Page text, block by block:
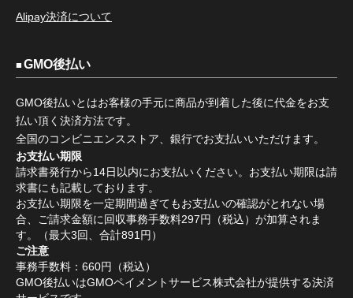
Alipay決済について
GMO後払い
GMO後払いとはお客様の手元に商品が到着した後に代金をお支
払い頂く決済方法です。
全国のコンビニエンスストア、銀行でお支払いいただけます。
お支払い期限
請求書発行から14日以内にお支払いください。お支払い期限は請
求書にも記載しております。
お支払い期限を一定期間過ぎてもお支払いの確認がとれない場
合、ご請求金額に回収事務手数料297円（税込）が加算されま
す。（最大3回、合計891円）
ご注意
事務手数料：660円（税込）
GMO後払いはGMOペイメントサービス株式会社が提供する決済